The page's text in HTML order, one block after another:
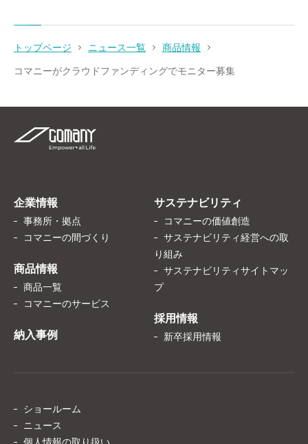
トップページ ニュース一覧 商品情報
コマニーがクラウドファンディングでモニター募集
企業情報
事務所・拠点
コマニーの間づくり
商品情報
商品一覧
コマニーのサービス
納入事例
サステナビリティ
コマニーの価値創造
サステナビリティ経営への取
り組み
サステナビリティサイトマッ
プ
採用情報
新卒採用情報
ショールーム
ニュース